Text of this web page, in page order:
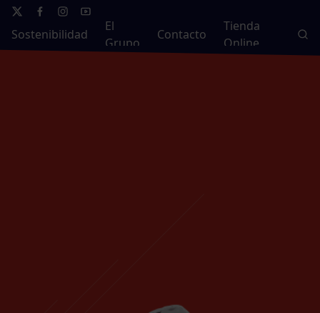
Sostenibilidad
El
Grupo
Contacto
Tienda
Online